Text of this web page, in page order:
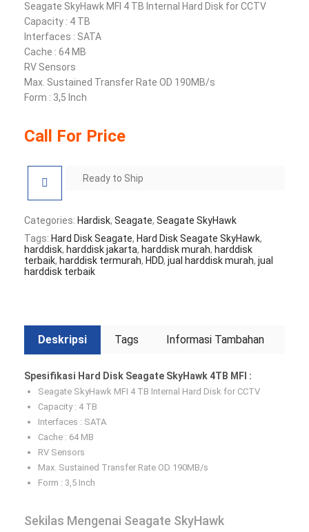
Seagate SkyHawk MFI 4 TB Internal Hard Disk for CCTV
Capacity : 4 TB
Interfaces : SATA
Cache : 64 MB
RV Sensors
Max. Sustained Transfer Rate OD 190MB/s
Form : 3,5 Inch
Call For Price
Ready to Ship
Categories: Hardisk, Seagate, Seagate SkyHawk
Tags: Hard Disk Seagate, Hard Disk Seagate SkyHawk,
harddisk, harddisk jakarta, harddisk murah, harddisk
terbaik, harddisk termurah, HDD, jual harddisk murah, jual
harddisk terbaik
Deskripsi Tags Informasi Tambahan
Spesifikasi Hard Disk Seagate SkyHawk 4TB MFI :
Seagate SkyHawk MFI 4 TB Internal Hard Disk for CCTV
Capacity : 4 TB
Interfaces : SATA
Cache : 64 MB
RV Sensors
Max. Sustained Transfer Rate OD 190MB/s
Form : 3,5 Inch
Sekilas Mengenai Seagate SkyHawk